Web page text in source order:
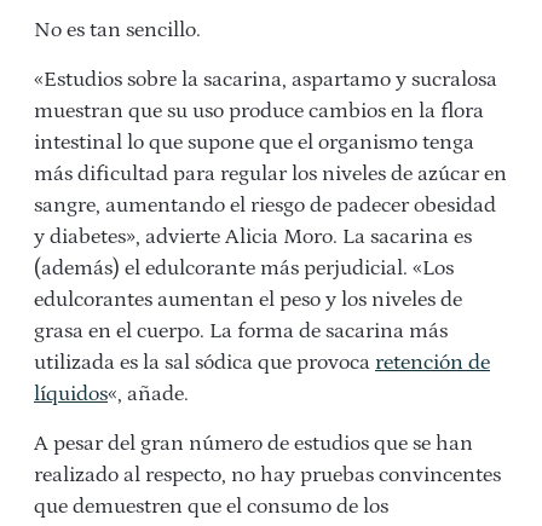
No es tan sencillo.
«Estudios sobre la sacarina, aspartamo y sucralosa
muestran que su uso produce cambios en la flora
intestinal lo que supone que el organismo tenga
más dificultad para regular los niveles de azúcar en
sangre, aumentando el riesgo de padecer obesidad
y diabetes», advierte Alicia Moro. La sacarina es
(además) el edulcorante más perjudicial. «Los
edulcorantes aumentan el peso y los niveles de
grasa en el cuerpo. La forma de sacarina más
utilizada es la sal sódica que provoca retención de
líquidos«, añade.
A pesar del gran número de estudios que se han
realizado al respecto, no hay pruebas convincentes
que demuestren que el consumo de los